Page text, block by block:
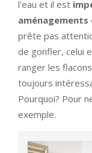
l'eau et il est
aménagements
prête pas
de gonfler, celui
ranger les
toujours
Pourquoi? Pour
exemple.